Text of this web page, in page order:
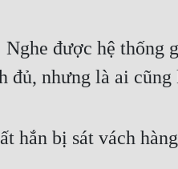
được hệ thống
đủ, nhưng là ai
hắn bị sát vách